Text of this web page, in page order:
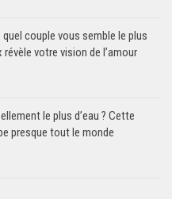
couple vous semble le plus
votre vision de l’amour
le plus d’eau ? Cette
presque tout le monde